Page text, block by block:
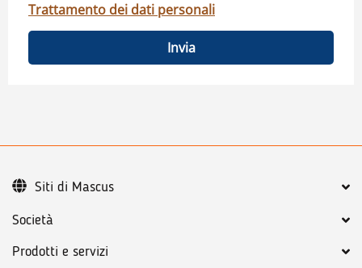
Trattamento dei dati personali
Invia
Società
Prodotti e servizi
Siti di Mascus